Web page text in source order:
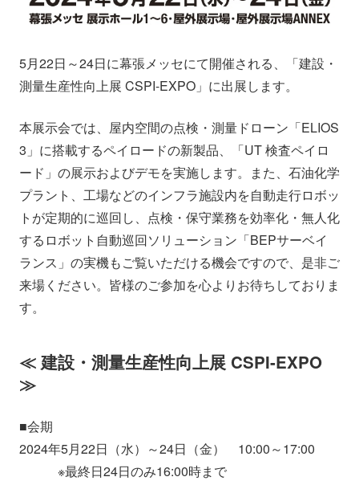
IR情報 English
5月22日～24日に幕張メッセにて開催される、「建設・
測量生産性向上展 CSPI-EXPO」に出展します。
本展示会では、屋内空間の点検・測量ドローン「ELIOS
3」に搭載するペイロードの新製品、「UT 検査ペイロ
ード」の展示およびデモを実施します。また、石油化学
プラント、工場などのインフラ施設内を自動走行ロボッ
トが定期的に巡回し、点検・保守業務を効率化・無人化
するロボット自動巡回ソリューション「BEPサーベイ
ランス」の実機もご覧いただける機会ですので、是非ご
来場ください。皆様のご参加を心よりお待ちしておりま
す。
≪ 建設・測量生産性向上展 CSPI-EXPO
≫
■会期
2024年5月22日（水）～24日（金） 10:00～17:00
※最終日24日のみ16:00時まで